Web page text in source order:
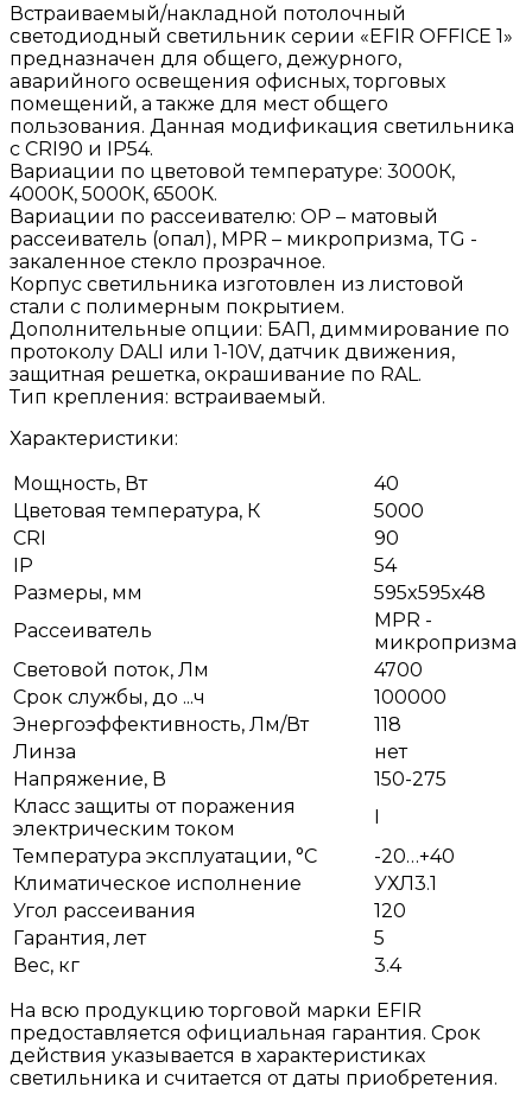
Встраиваемый/накладной потолочный
светодиодный светильник серии «EFIR OFFICE 1»
предназначен для общего, дежурного,
аварийного освещения офисных, торговых
помещений, а также для мест общего
пользования. Данная модификация светильника
с CRI90 и IP54.
Вариации по цветовой температуре: 3000К,
4000К, 5000К, 6500К.
Вариации по рассеивателю: OP – матовый
рассеиватель (опал), МPR – микропризма, TG -
закаленное стекло прозрачное.
Корпус светильника изготовлен из листовой
стали с полимерным покрытием.
Дополнительные опции: БАП, диммирование по
протоколу DALI или 1-10V, датчик движения,
защитная решетка, окрашивание по RAL.
Тип крепления: встраиваемый.
Характеристики:
Мощность, Вт
40
Цветовая температура, К
5000
CRI
90
IP
54
Размеры, мм
595x595x48
Рассеиватель
MPR -
микропризма
Световой поток, Лм
4700
Срок службы, до ...ч
100000
Энергоэффективность, Лм/Вт
118
Линза
нет
Напряжение, В
150-275
Класс защиты от поражения
электрическим током
I
Температура эксплуатации, °С
-20…+40
Климатическое исполнение
УХЛ3.1
Угол рассеивания
120
Гарантия, лет
5
Вес, кг
3.4
На всю продукцию торговой марки EFIR
предоставляется официальная гарантия. Срок
действия указывается в характеристиках
светильника и считается от даты приобретения.